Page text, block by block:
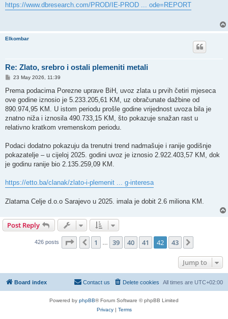
s
t
https://www.dbresearch.com/PROD/IE-PROD ... ode=REPORT
Elkombar
Re: Zlato, srebro i ostali plemeniti metali
P
s
23 May 2026, 11:39
Prema podacima Porezne uprave BiH, uvoz zlata u prvih četiri mjeseca
ove godine iznosio je 5.233.205,61 KM, uz obračunate dažbine od
890.974,95 KM. U istom periodu prošle godine vrijednost uvoza bila je
znatno niža i iznosila 490.733,15 KM, što pokazuje snažan rast u
relativno kratkom vremenskom periodu.
Podaci dodatno pokazuju da trenutni trend nadmašuje i ranije godišnje
pokazatelje – u cijeloj 2025. godini uvoz je iznosio 2.922.403,57 KM, dok
je godinu ranije bio 2.135.259,09 KM.
https://etto.ba/clanak/zlato-i-plemenit ... g-interesa
Zlatarna Celje d.o.o Sarajevo u 2025. imala je dobit 2.6 miliona KM.
Post Reply
426 posts Page 42 43
Previous
1 39 40 41 42 43
Jump to
Board index All times are UTC+02:00
Delete cookies
Contact us
Powered by phpBB® Forum Software © phpBB Limited
Privacy| Terms